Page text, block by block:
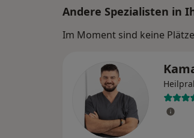
Andere Spezialisten in
Im Moment sind keine